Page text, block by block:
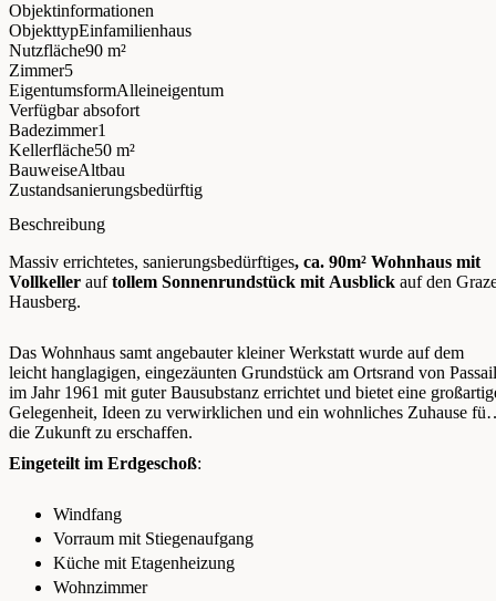
Objektinformationen
ObjekttypEinfamilienhaus
Nutzfläche90 m²
Zimmer5
EigentumsformAlleineigentum
Verfügbar absofort
Badezimmer1
Kellerfläche50 m²
BauweiseAltbau
Zustandsanierungsbedürftig
Beschreibung
Massiv errichtetes, sanierungsbedürftiges, ca. 90m² Wohnhaus mit
Vollkeller auftollem Sonnenrundstück mit Ausblick auf den
Hausberg.
Das Wohnhaus samt angebauter kleiner Werkstatt wurde auf dem
leicht hanglagigen, eingezäunten Grundstück am Ortsrand von Passail
im Jahr 1961 mit guter Bausubstanz errichtet und bietet eine
Gelegenheit, Ideen zu verwirklichen und ein wohnliches Zuhause für
die Zukunft zu erschaffen.
Eingeteilt im Erdgeschoß:
Windfang
Vorraum mit Stiegenaufgang
Küche mit Etagenheizung
Wohnzimmer